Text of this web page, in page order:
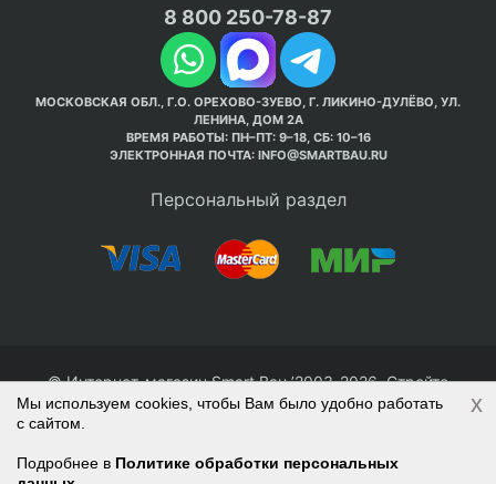
8 800 250-78-87
МОСКОВСКАЯ ОБЛ., Г.О. ОРЕХОВО-ЗУЕВО, Г. ЛИКИНО-ДУЛЁВО, УЛ.
ЛЕНИНА, ДОМ 2А
ВРЕМЯ РАБОТЫ: ПН–ПТ: 9–18, СБ: 10–16
ЭЛЕКТРОННАЯ ПОЧТА: INFO@SMARTBAU.RU
Персональный раздел
© Интернет-магазин Smart Bau ’2003-2026. Стройте
правильно с 1-го раза.
Политика обработки персональных данных
Войти
Регистрация
Мы используем cookies, чтобы Вам было удобно работать
с сайтом.
Подробнее в Политике обработки персональных
x